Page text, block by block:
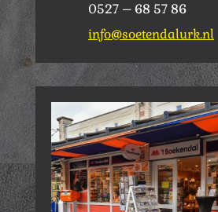
0527 – 68 57 86
info@soetendalurk.nl